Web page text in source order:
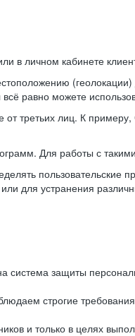
в личном кабинете
равно можете
третьих лиц. К примеру,
Для работы с
пользовательские
для устранения
защиты
строгие
и только в целях